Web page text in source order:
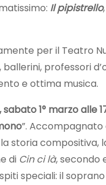
Il pipistrello
per il Teatro
professori
e ottima musica.
, sabato 1° marzo alle
”. Accompagnato
storia compositiva,
di Cin ci là, secondo
speciali: il soprano